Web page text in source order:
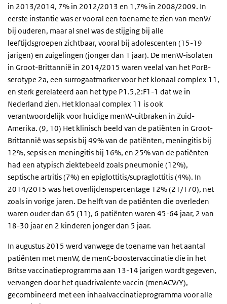
in 2013/2014, 7% in 2012/2013 en 1,7% in 2008/2009. In
eerste instantie was er vooral een toename te zien van menW
bij ouderen, maar al snel was de stijging bij alle
leeftijdsgroepen zichtbaar, vooral bij adolescenten (15-19
jarigen) en zuigelingen (jonger dan 1 jaar). De menW-isolaten
in Groot-Brittannië in 2014/2015 waren veelal van het PorB-
serotype 2a, een surrogaatmarker voor het klonaal complex 11,
en sterk gerelateerd aan het type P1.5,2:F1-1 dat we in
Nederland zien. Het klonaal complex 11 is ook
verantwoordelijk voor huidige menW-uitbraken in Zuid-
Amerika. (9, 10) Het klinisch beeld van de patiënten in Groot-
Brittannië was sepsis bij 49% van de patiënten, meningitis bij
12%, sepsis en meningitis bij 16%, en 25% van de patiënten
had een atypisch ziektebeeld zoals pneumonie (12%),
septische artritis (7%) en epiglottitis/supraglottitis (4%). In
2014/2015 was het overlijdenspercentage 12% (21/170), net
zoals in vorige jaren. De helft van de patiënten die overleden
waren ouder dan 65 (11), 6 patiënten waren 45-64 jaar, 2 van
18-30 jaar en 2 kinderen jonger dan 5 jaar.
In augustus 2015 werd vanwege de toename van het aantal
patiënten met menW, de menC-boostervaccinatie die in het
Britse vaccinatieprogramma aan 13-14 jarigen wordt gegeven,
vervangen door het quadrivalente vaccin (menACWY),
gecombineerd met een inhaalvaccinatieprogramma voor alle